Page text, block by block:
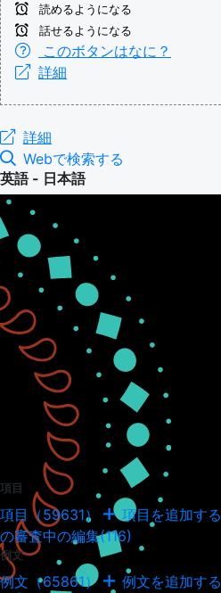
読めるようになる
話せるようになる
このボタンはなに？
詳細
詳細
Webで検索する
英語 - 日本語
項目
項目（59631） 項目を追加する
の審査中の編集(116)
例文
例文（65861） 例文を追加する